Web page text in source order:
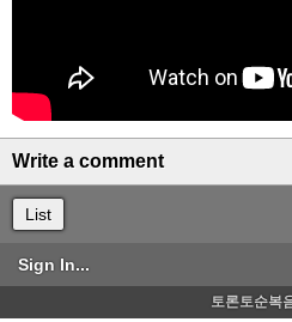
Write a comment
List
Sign In...
토론토순복